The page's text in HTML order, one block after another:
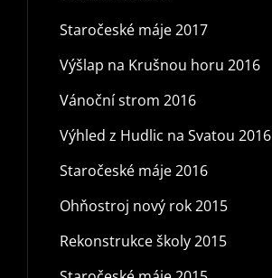
Staročeské máje 2017
Výšlap na Krušnou horu 2016
Vánoční strom 2016
Výhled z Hudlic na Svatou 2016
Staročeské máje 2016
Ohňostroj nový rok 2015
Rekonstrukce školy 2015